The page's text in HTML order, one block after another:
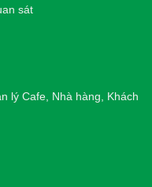
sát
lý Cafe, Nhà hàng, Khách